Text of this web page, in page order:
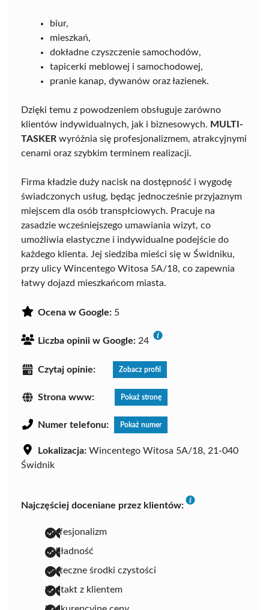
biur,
mieszkań,
dokładne czyszczenie samochodów,
tapicerki meblowej i samochodowej,
pranie kanap, dywanów oraz łazienek.
Dzięki temu z powodzeniem obsługuje zarówno
klientów indywidualnych, jak i biznesowych. MULTI-
TASKER wyróżnia się profesjonalizmem, atrakcyjnymi
cenami oraz szybkim terminem realizacji.
Firma kładzie duży nacisk na dostępność i wygodę
świadczonych usług, będąc jednocześnie przyjaznym
miejscem dla osób transpłciowych. Pracuje na
zasadzie wcześniejszego umawiania wizyt, co
umożliwia elastyczne i indywidualne podejście do
każdego klienta. Jej siedziba mieści się w Świdniku,
przy ulicy Wincentego Witosa 5A/18, co zapewnia
łatwy dojazd mieszkańcom miasta.
Ocena w Google: 5
Liczba opinii w Google: 24
Czytaj opinie: Zobacz profil
Strona www: Pokaż stronę
Numer telefonu: Pokaż numer
Lokalizacja: Wincentego Witosa 5A/18, 21-040
Świdnik
Najczęściej doceniane przez klientów:
profesjonalizm
dokładność
skuteczne środki czystości
kontakt z klientem